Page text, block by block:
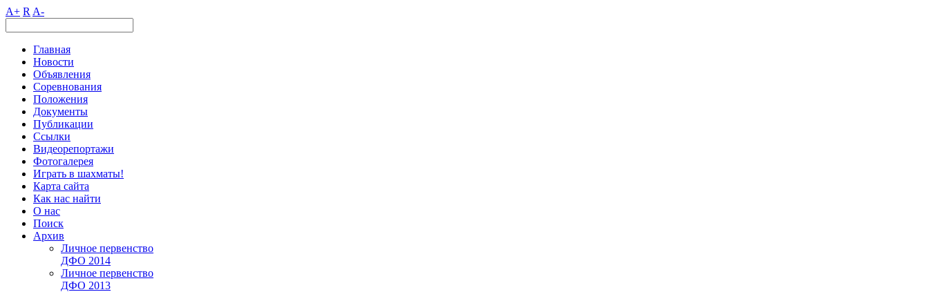
A+ R A-
Главная
Новости
Объявления
Соревнования
Положения
Документы
Публикации
Ссылки
Видеорепортажи
Фотогалерея
Играть в шахматы!
Карта сайта
Как нас найти
О нас
Поиск
Архив
Личное первенство
ДФО 2014
Личное первенство
ДФО 2013